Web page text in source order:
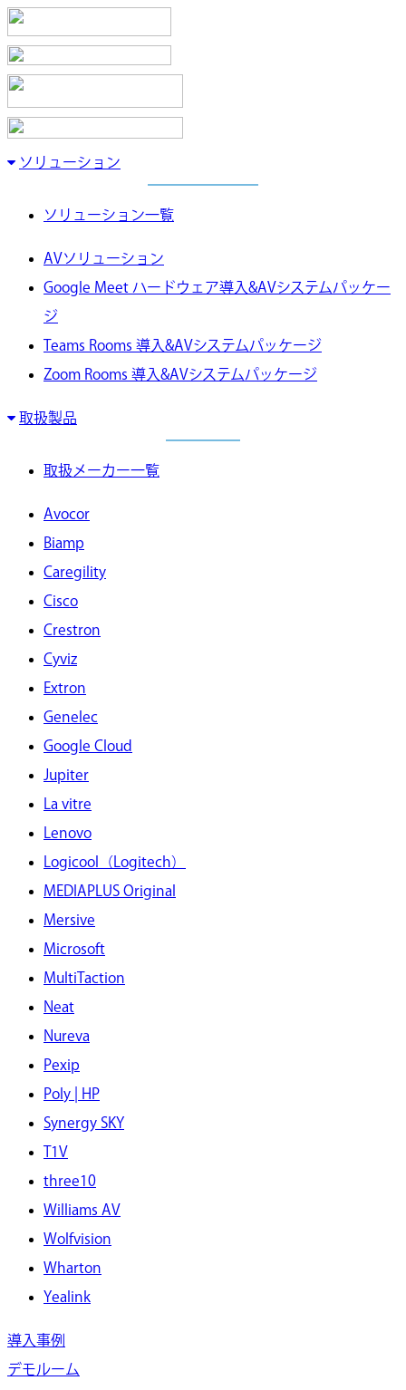
ソリューション
ソリューション一覧
AVソリューション
Google Meet ハードウェア導入&AVシステムパッケー
ジ
Teams Rooms 導入&AVシステムパッケージ
Zoom Rooms 導入&AVシステムパッケージ
取扱製品
取扱メーカー一覧
Avocor
Biamp
Caregility
Cisco
Crestron
Cyviz
Extron
Genelec
Google Cloud
Jupiter
La vitre
Lenovo
Logicool（Logitech）
MEDIAPLUS Original
Mersive
Microsoft
MultiTaction
Neat
Nureva
Pexip
Poly | HP
Synergy SKY
T1V
three10
Williams AV
Wolfvision
Wharton
Yealink
導入事例
デモルーム